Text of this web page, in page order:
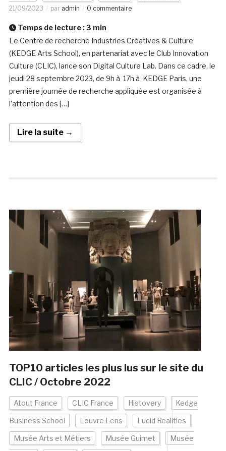
21/09/2023 par admin 0 commentaire
Temps de lecture : 3 min
Le Centre de recherche Industries Créatives & Culture
(KEDGE Arts School), en partenariat avec le Club Innovation
Culture (CLIC), lance son Digital Culture Lab. Dans ce cadre, le
jeudi 28 septembre 2023, de 9h à 17h à KEDGE Paris, une
première journée de recherche appliquée est organisée à
l’attention des […]
Lire la suite →
TOP10 articles les plus lus sur le site du
CLIC / Octobre 2022
Atout France CLIC France Histovery Kedge
Business School Louvre Lens Lucid Realities
Musée Arts et Métiers Musée Guimet Musée